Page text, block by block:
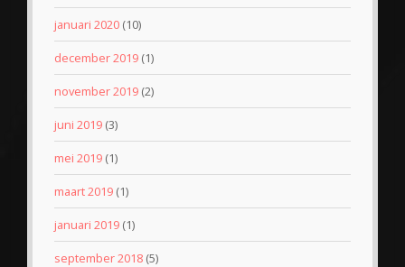
januari 2020 (10)
december 2019 (1)
november 2019 (2)
juni 2019 (3)
mei 2019 (1)
maart 2019 (1)
januari 2019 (1)
september 2018 (5)